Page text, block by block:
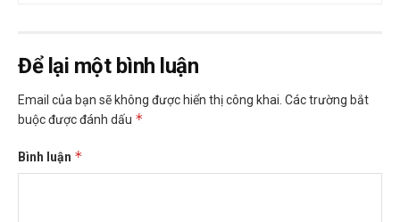
Để lại một bình luận
Email của bạn sẽ không được hiển thị công khai. Các trường bắt
buộc được đánh dấu *
Bình luận *